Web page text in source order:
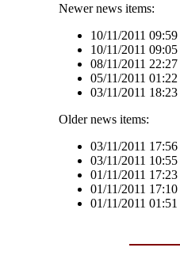
Newer news items:
10/11/2011 09:59
10/11/2011 09:05
08/11/2011 22:27
05/11/2011 01:22
03/11/2011 18:23
Older news items:
03/11/2011 17:56
03/11/2011 10:55
01/11/2011 17:23
01/11/2011 17:10
01/11/2011 01:51